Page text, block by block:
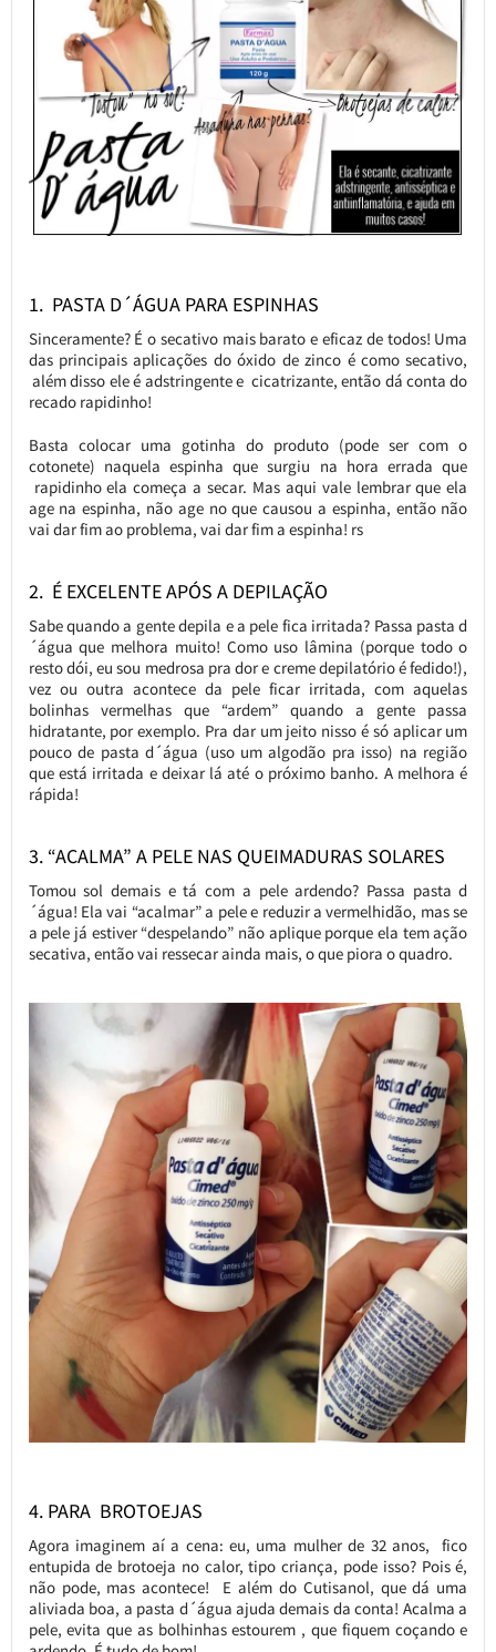
1. PASTA D´ÁGUA PARA ESPINHAS
Sinceramente? É o secativo mais barato e eficaz de todos! Uma
das principais aplicações do óxido de zinco é como secativo,
além disso ele é adstringente e cicatrizante, então dá conta do
recado rapidinho!
Basta colocar uma gotinha do produto (pode ser com o
cotonete) naquela espinha que surgiu na hora errada que
rapidinho ela começa a secar. Mas aqui vale lembrar que ela
age na espinha, não age no que causou a espinha, então não
vai dar fim ao problema, vai dar fim a espinha! rs
2. É EXCELENTE APÓS A DEPILAÇÃO
Sabe quando a gente depila e a pele fica irritada? Passa pasta d
´água que melhora muito! Como uso lâmina (porque todo o
resto dói, eu sou medrosa pra dor e creme depilatório é fedido!),
vez ou outra acontece da pele ficar irritada, com aquelas
bolinhas vermelhas que “ardem” quando a gente passa
hidratante, por exemplo. Pra dar um jeito nisso é só aplicar um
pouco de pasta d´água (uso um algodão pra isso) na região
que está irritada e deixar lá até o próximo banho. A melhora é
rápida!
3. “ACALMA” A PELE NAS QUEIMADURAS SOLARES
Tomou sol demais e tá com a pele ardendo? Passa pasta d
´água! Ela vai “acalmar” a pele e reduzir a vermelhidão, mas se
a pele já estiver “despelando” não aplique porque ela tem ação
secativa, então vai ressecar ainda mais, o que piora o quadro.
4. PARA BROTOEJAS
Agora imaginem aí a cena: eu, uma mulher de 32 anos, fico
entupida de brotoeja no calor, tipo criança, pode isso? Pois é,
não pode, mas acontece! E além do Cutisanol, que dá uma
aliviada boa, a pasta d´água ajuda demais da conta! Acalma a
pele, evita que as bolhinhas estourem , que fiquem coçando e